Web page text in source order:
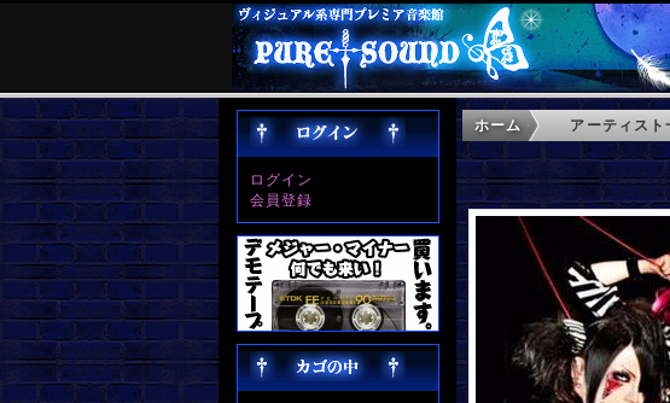
ログイン
会員登録
ホーム アーティスト